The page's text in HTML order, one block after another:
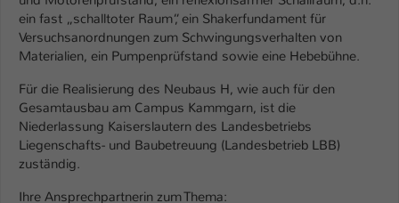
ein fast „schalltoter Raum“, ein Shakerfundament für
Versuchsanordnungen zum Schwingungsverhalten von
Materialien, ein Pumpenprüfstand sowie eine Hebebühne.
Für die Realisierung des Neubaus H, wie auch für den
Gesamtausbau am Campus Kammgarn, ist die
Niederlassung Kaiserslautern des Landesbetriebs
Liegenschafts- und Baubetreuung (Landesbetrieb LBB)
zuständig.
Ihre Ansprechpartnerin zum Thema:
Zweck
Einstellungen. Unter anderem eine zufällig
generierte ID, für die historische
Speicherung Ihrer vorgenommen
Einstellungen, falls der Webseiten-
Betreiber dies eingestellt hat.
Name fe_typo_user / PHPSESSID